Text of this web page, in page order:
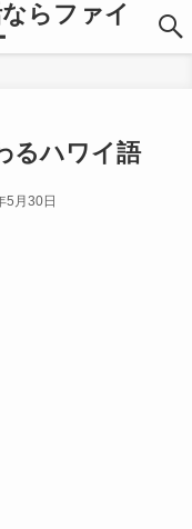
らファイ
るハワイ語
5月30日